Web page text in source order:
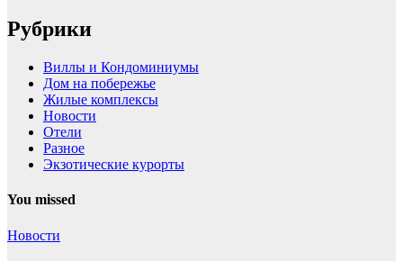
Рубрики
Виллы и Кондоминиумы
Дом на побережье
Жилые комплексы
Новости
Отели
Разное
Экзотические курорты
You missed
Новости